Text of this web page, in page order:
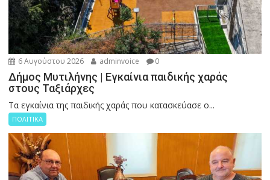
6 Αυγούστου 2026 adminvoice 0
Δήμος Μυτιλήνης | Εγκαίνια παιδικής χαράς
στους Ταξιάρχες
Tα εγκαίνια της παιδικής χαράς που κατασκεύασε ο...
ΠΟΛΙΤΙΚΑ